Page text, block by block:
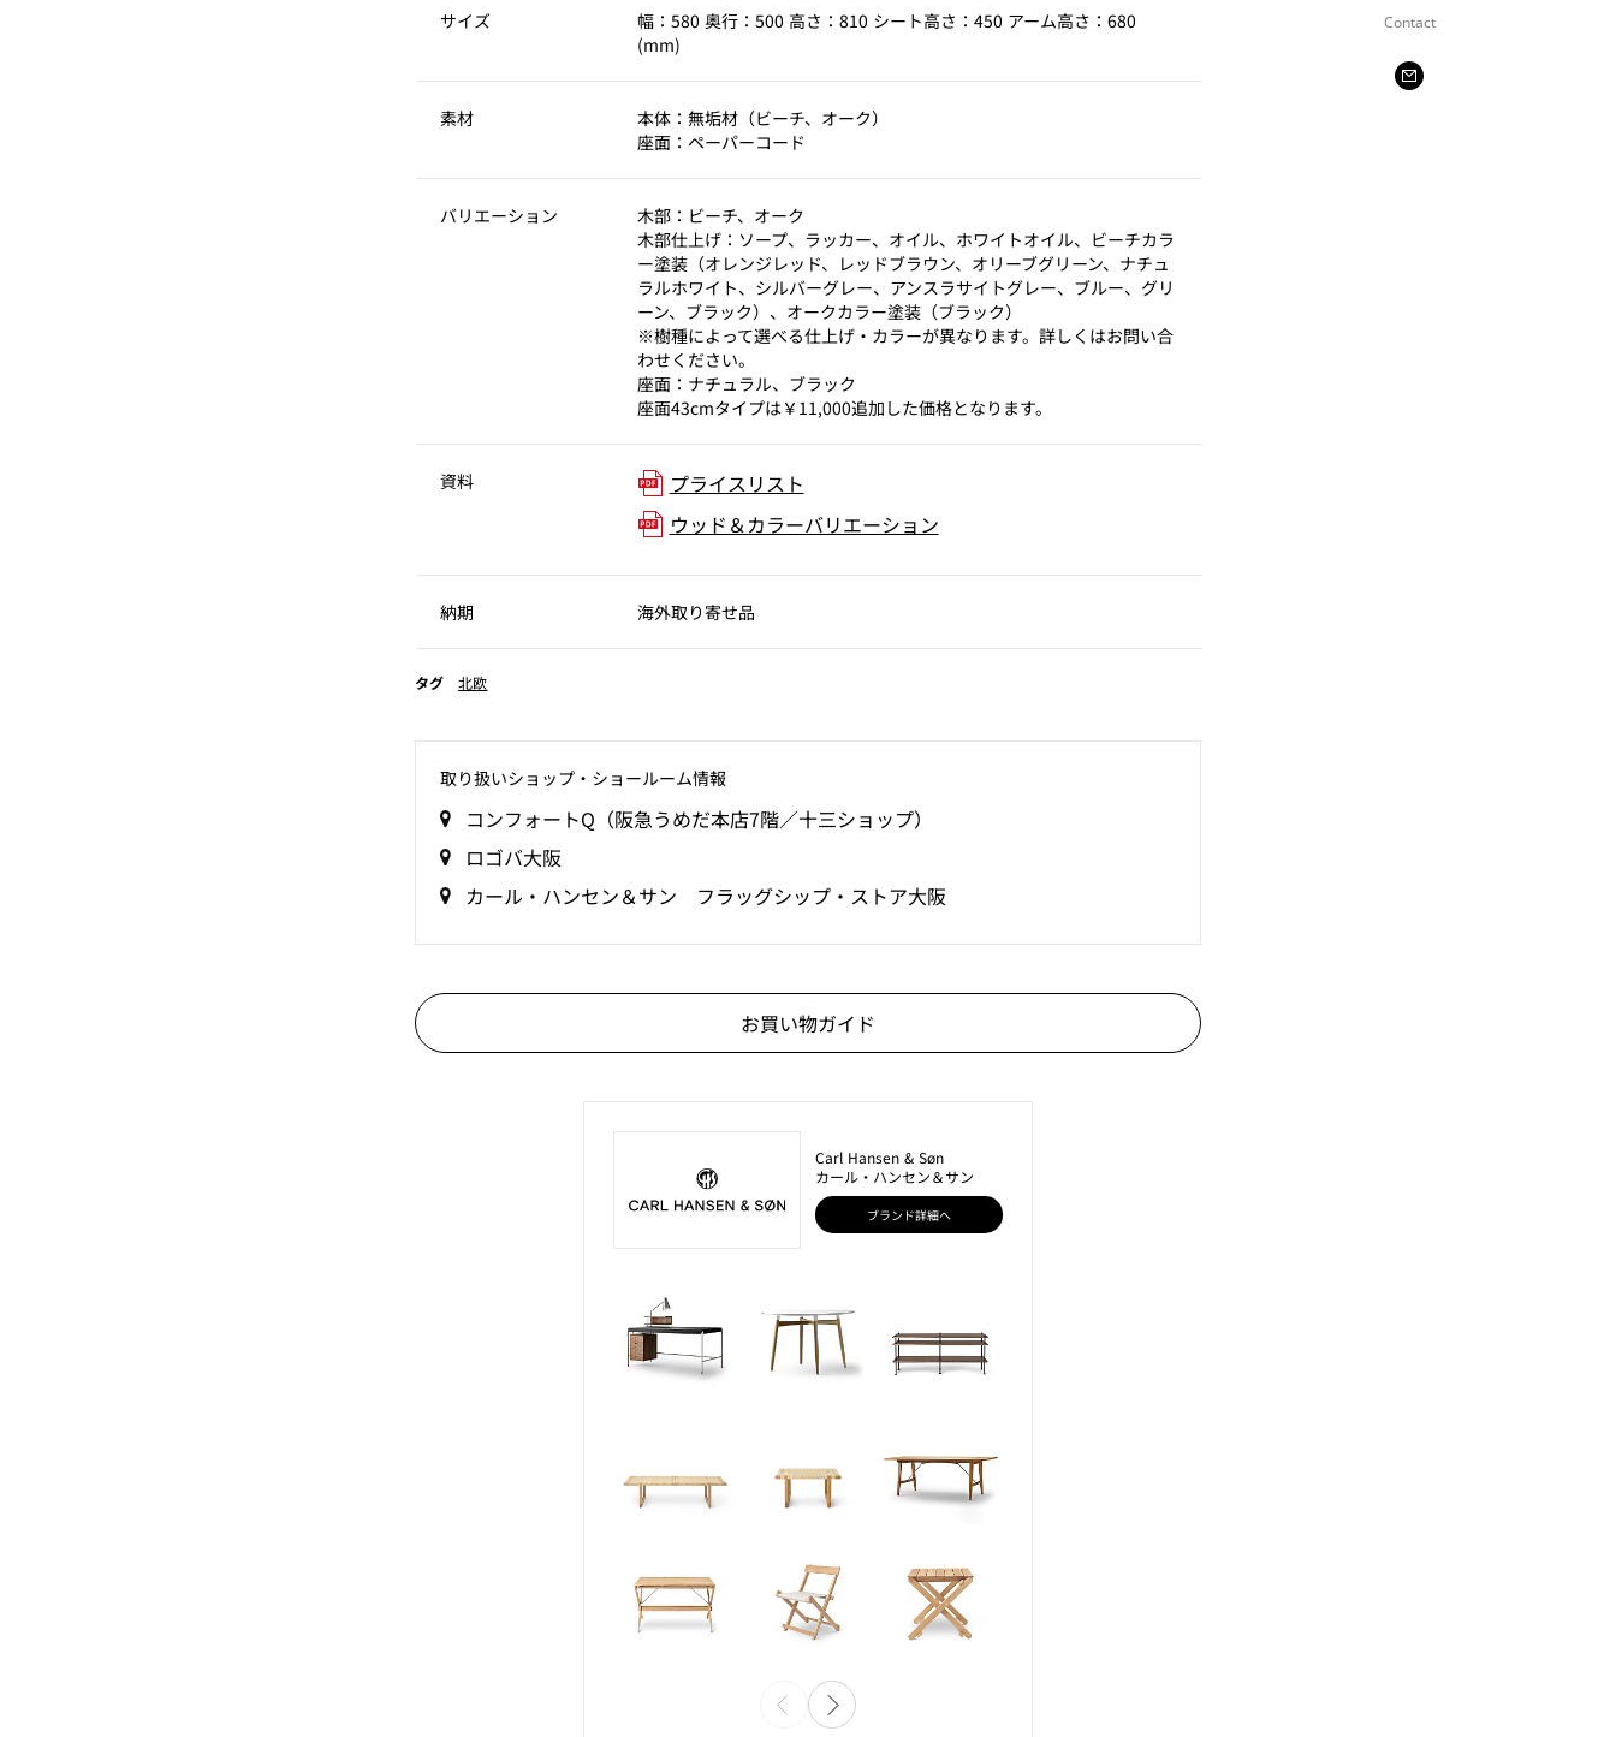
Contact
サイズ
幅：580 奥行：500 高さ：810 シート高さ：450 アーム高さ：680
(mm)
素材
本体：無垢材（ビーチ、オーク）
座面：ペーパーコード
バリエーション
木部：ビーチ、オーク
木部仕上げ：ソープ、ラッカー、オイル、ホワイトオイル、ビーチカラ
ー塗装（オレンジレッド、レッドブラウン、オリーブグリーン、ナチュ
ラルホワイト、シルバーグレー、アンスラサイトグレー、ブルー、グリ
ーン、ブラック）、オークカラー塗装（ブラック）
※樹種によって選べる仕上げ・カラーが異なります。詳しくはお問い合
わせください。
座面：ナチュラル、ブラック
座面43cmタイプは￥11,000追加した価格となります。
資料
プライスリスト
ウッド＆カラーバリエーション
納期 海外取り寄せ品
タグ 北欧
取り扱いショップ‧ショールーム情報
コンフォートQ（阪急うめだ本店7階／十三ショップ）
ロゴバ大阪
カール・ハンセン＆サン フラッグシップ・ストア大阪
お買い物ガイド
Carl Hansen & Søn
カール・ハンセン＆サン
ブランド詳細へ